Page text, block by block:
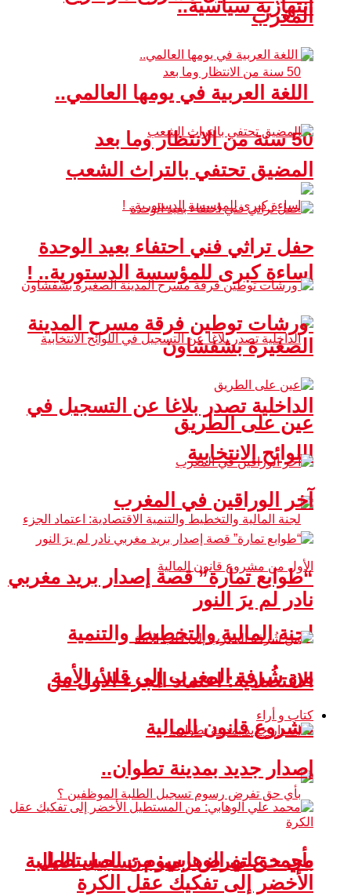
انتهازية سياسية..
50 سنة من الانتظار وما بعد
إساءة كبرى للمؤسسة الدستورية.. !
الداخلية تصدر بلاغا عن التسجيل في
اللوائح الانتخابية
لجنة المالية والتخطيط والتنمية
الاقتصادية: اعتماد الجزء الأول من
مشروع قانون المالية
بأي حق تفرض رسوم تسجيل الطلبة
المغرب
اللغة العربية في يومها العالمي..
المضيق تحتفي بالتراث الشعب
حفل تراثي فني احتفاء بعيد الوحدة
ورشات توطين فرقة مسرح المدينة
الصغيرة بشفشاون
عين على الطريق
آخر الوراقين في المغرب
“طوابع تمارة” قصة إصدار بريد مغربي
نادر لم يرَ النور
من شُرفة المغرب إلى قلب الأمة
كتاب و أراء
إصدار جديد بمدينة تطوان..
محمد علي الوهابي: من المستطيل
الأخضر إلى تفكيك عقل الكرة